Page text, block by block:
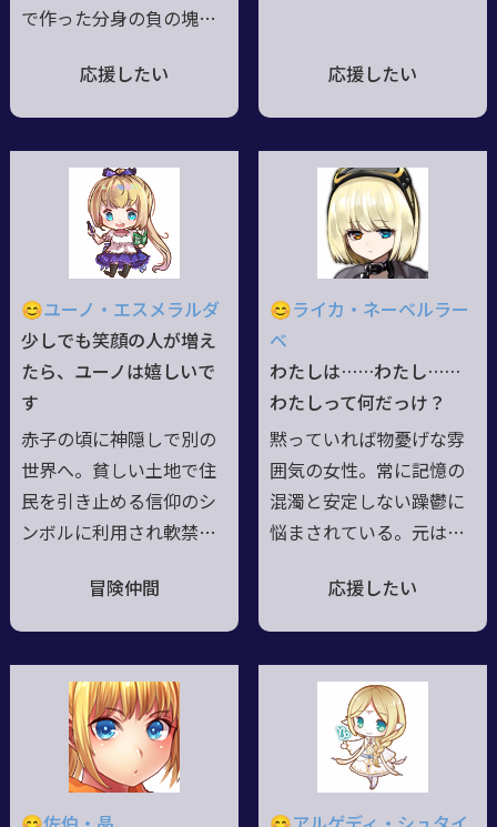
で作った分身の負の塊。
ぬ誕生と一族で唯一水属
で包容力有る大人の顔と
気紛れで子供な残虐性の
二面性は夜の海の如く底
知れず◆人型で黒虎(黒
+青系紫縞)の耳と尻尾に
大鴉の翼(戦闘時大鎌＋大
鴉の鉤爪の蹴り使用◆伊
語混じる独特の言ノ葉使
mille!
応援したい
が、数年前に突然解放さ
なっていた。〇軽薄かつ
気分屋、その上捻くれ者
だが人間らしく情に流さ
れる側面と無慈悲かつ無
関心、不信感と猜疑心の
塊という側面を併せ持
つ。
応援したい
😊ユーノ・エスメラルダ
少しでも笑顔の人が増え
たら、ユーノは嬉しいで
す
赤子の頃に神隠しで別の
世界へ。貧しい土地で住
民を引き止める信仰のシ
ンボルに利用され軟禁状
で癒し、罪の告白の聞き
手をしていた●その頃は
だった。何かを欲するこ
とは少なく、嫌う事もほ
ぼ無く、攻撃してきた相
手さえも気遣う。そんな
精神性●自由の概念を知
冒険仲間
😊ライカ・ネーベルラー
ベ
わたしは……わたし……
わたしって何だっけ？
黙っていれば物憂げな雰
囲気の女性。常に記憶の
混濁と安定しない躁鬱に
悩まされている。元は何
た、誰かに裏切られた等
と断片的に口走るが、毎
本人の妄想と推測され
る。病院行け。ただし一
度死んだのは事実のよう
で、四肢を筆頭に身体の
八割を機械化した疑似蘇
応援したい